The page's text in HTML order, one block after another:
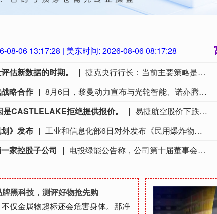
08-06 13:17:29 | 美东时间: 2026-08-06 08:17:29
估新数据的时期。
捷克央行行长：当前主要策略是进入一段评估新数据的时期。
略合作
8月6日，黎曼动力宣布与光轮智能、诺亦腾机器人（Noitom Robotics）达成战略合作。围绕 Riemann-1.0 具身世界动作模型与 Matrix-Game 3.5 交互式世界模型，黎曼动力将与两家公司在高质量具身数据采集、模型训练、规模化评测、真实机器人部署与反馈优化等方向展开协同，推进百万小时具身智能数据建设。
CASTLELAKE拒绝提供报价。
易捷航空股价下跌9.7%，股价下跌，原因是CASTLELAKE拒绝提供报价。
》发布
工业和信息化部6日对外发布《民用爆炸物品行业安全发展“十五五”规划》，旨在进一步提升本质安全水平，强化监管效能，优化产业结构、产品结构、产能布局，推动行业向智能化、绿色化、融合化、国际化方向发展。民爆行业是推进现代化基础设施体系建设、保障国民经济和社会发展需要的重要基础性行业。规划提出到2030年，民爆行业安全水平进一步提高，创新能力持续增强，安全基础更加巩固，供给能力稳步提升，产品质量不断提高，企业重组整合有序推进，形成3至5家具有较强国际运营能力的大型民爆企业集团，绿色制造技术持续升级等。规划设定了10个主要指标，其中包括企业集团现场混装炸药许可产能占比≥40%、民用爆炸物品生产线1.1级和1.2级生产工房无操作人员等4个约束性指标；不发生重特大生产安全事故、主要产品产能利用率≥75%、危险岗位操作人员智能装备替代比例≥60%、排名前10家生产企业集团行业生产总值占比≥70%等6个预期性指标。（新华社）
家控股子公司
电投绿能公告称，公司第十届董事会第十二次会议于2026年7月29日审议通过相关议案，同意吸收合并吉林吉长电力有限公司、通化吉电智慧能源有限公司，分别划转资产负债至四平热电分公司、成立通化分公司；同意解散并清算注销控股子公司吉林省吉电希尔智慧能源有限公司。上述交易均不涉及对价支付，公司授权管理层全权办理相关事宜。国泰海通证券作为债券受托管理人将密切关注相关情况。
黑科技，测评好物抢先购
仅金属物超标还会危害身体。那净